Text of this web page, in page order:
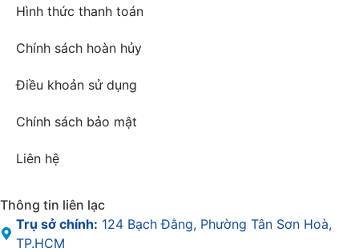
Hình thức thanh toán
Chính sách hoàn hủy
Điều khoản sử dụng
Chính sách bảo mật
Liên hệ
Thông tin liên lạc
Trụ sở chính: 124 Bạch Đằng, Phường Tân Sơn Hoà,
TP.HCM